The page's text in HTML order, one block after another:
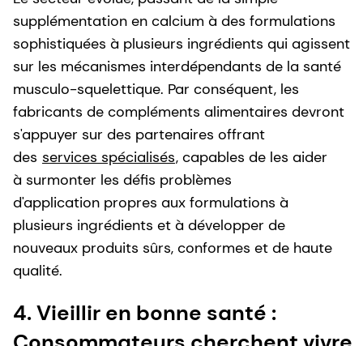
supplémentation en calcium à des formulations
sophistiquées à plusieurs ingrédients qui agissent
sur les mécanismes interdépendants de la santé
musculo-squelettique. Par conséquent, les
fabricants de compléments alimentaires devront
s'appuyer sur des partenaires offrant
des services spécialisés, capables de les aider
à surmonter les défis problèmes
d'application propres aux formulations à
plusieurs ingrédients et à développer de
nouveaux produits sûrs, conformes et de haute
qualité.
4. Vieillir en bonne santé :